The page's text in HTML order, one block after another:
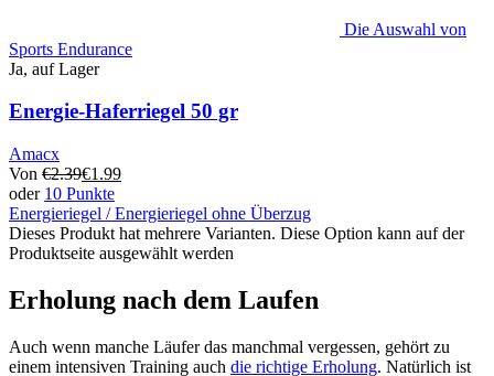
Die Auswahl von
Sports Endurance
Ja, auf Lager
Energie-Haferriegel 50 gr
Amacx
Von €2.39€1.99
oder 10 Punkte
Energieriegel / Energieriegel ohne Überzug
Dieses Produkt hat mehrere Varianten. Diese Option kann auf der
Produktseite ausgewählt werden
Erholung nach dem Laufen
Auch wenn manche Läufer das manchmal vergessen, gehört zu
einem intensiven Training auch die richtige Erholung. Natürlich ist